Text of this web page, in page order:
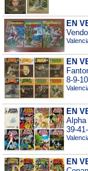
EN
EN
8-9-
EN
Alpha
39-
EN